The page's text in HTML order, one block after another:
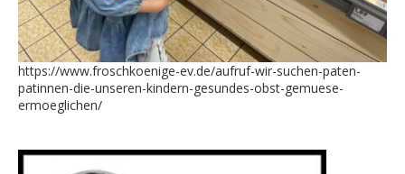
https://www.froschkoenige-ev.de/aufruf-wir-suchen-paten-
patinnen-die-unseren-kindern-gesundes-obst-gemuese-
ermoeglichen/